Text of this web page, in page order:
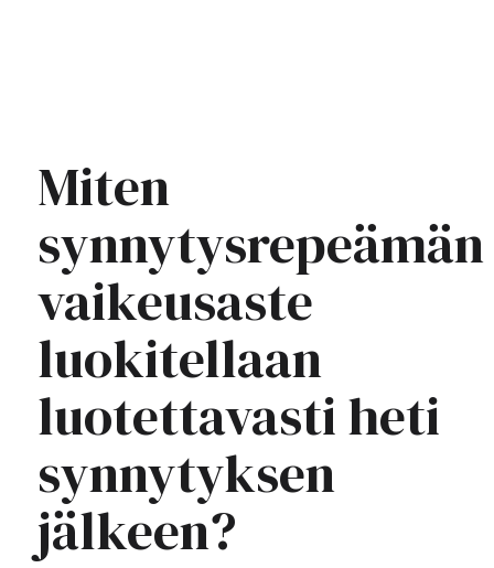
Miten
synnytysrepeämän
vaikeusaste
luokitellaan
luotettavasti heti
synnytyksen
jälkeen?